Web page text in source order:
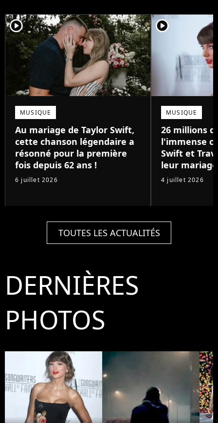
player2
MUSIQUE
Au mariage de Taylor Swift,
cette chanson légendaire a
résonné pour la première
fois depuis 62 ans !
6 juillet 2026
player2
MUSIQUE
26 millions
l'immense
Swift et
leur mariage
4 juillet 2026
TOUTES LES ACTUALITÉS
DERNIÈRES
PHOTOS